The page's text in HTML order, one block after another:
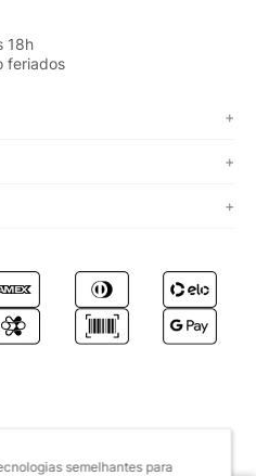
semelhantes para
18h
feriados
+
+
+